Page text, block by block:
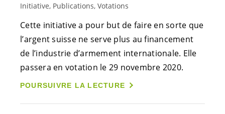
Initiative, Publications, Votations
Cette initiative a pour but de faire en sorte que
l’argent suisse ne serve plus au financement
de l’industrie d’armement internationale. Elle
passera en votation le 29 novembre 2020.
POURSUIVRE LA LECTURE